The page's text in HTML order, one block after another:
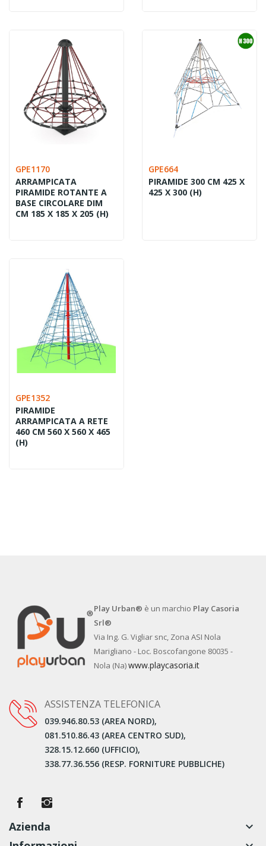
GPE1170
ARRAMPICATA
PIRAMIDE ROTANTE A
BASE CIRCOLARE DIM
CM 185 X 185 X 205 (H)
GPE664
PIRAMIDE 300 CM 425 X
425 X 300 (H)
GPE1352
PIRAMIDE
ARRAMPICATA A RETE
460 CM 560 X 560 X 465
(H)
Play Urban® è un marchio Play Casoria
Srl®
Via Ing. G. Vigliar snc, Zona ASI Nola
Marigliano - Loc. Boscofangone 80035 -
Nola (Na)www.playcasoria.it
ASSISTENZA TELEFONICA
039.946.80.53 (AREA NORD),
081.510.86.43 (AREA CENTRO SUD),
328.15.12.660 (UFFICIO),
338.77.36.556 (RESP. FORNITURE PUBBLICHE)
Azienda
keyboard_arrow_down